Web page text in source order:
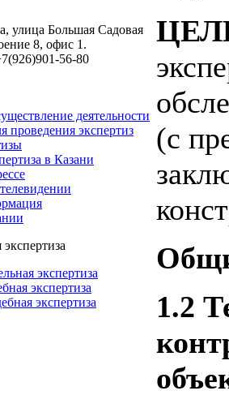
улица Большая Садовая
8, офис 1.
56-80
деятельности
проведения экспертиз
в Казани
экспертиза
экспертиза
экспертиза
(с
1.2